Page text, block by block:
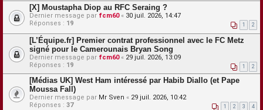
[X] Moustapha Diop au RFC Seraing ?
Dernier message par fcm60« 30 juil. 2026, 14:47
Réponses : 19 1 2
[L’Équipe.fr] Premier contrat professionnel avec le FC Metz
signé pour le Camerounais Bryan Song
Dernier message par fcm60« 29 juil. 2026, 13:09
Réponses : 19 1 2
[Médias UK] West Ham intéressé par Habib Diallo (et Pape
Moussa Fall)
Dernier message par Mr Sven « 29 juil. 2026, 10:42
Réponses : 37 1 2 3 4